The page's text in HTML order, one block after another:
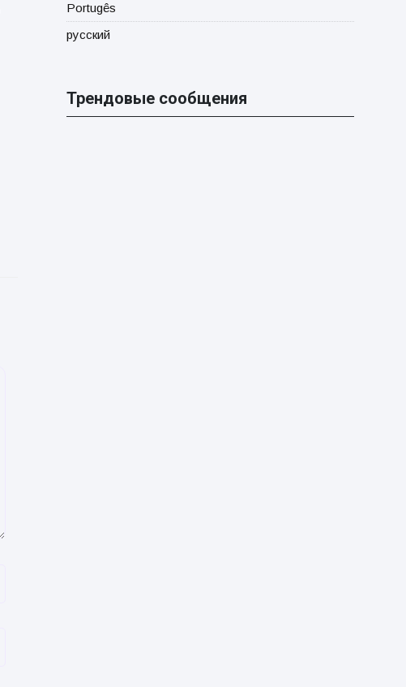
Portugês
русский
Трендовые сообщения